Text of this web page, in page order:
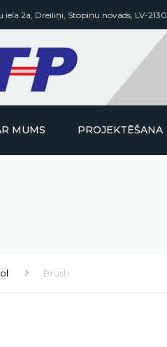
iela 2a, Dreiliņi, Stopiņu novads, LV-2130
MUMS PROJEKTĒŠANA
Brush